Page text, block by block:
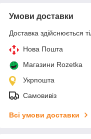
Умови доставки
Доставка здійснюється
Нова Пошта
Магазини Rozetka
Укрпошта
Самовивіз
Всі умови доставки